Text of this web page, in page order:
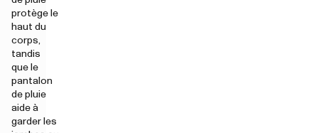
protège le
haut du
corps,
tandis
que le
pantalon
de pluie
aide à
garder les